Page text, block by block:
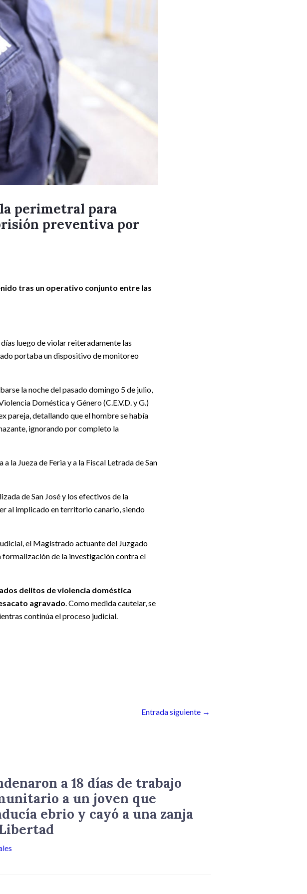
perimetral para
preventiva por
tras un operativo conjunto entre las
luego de violar reiteradamente las
portaba un dispositivo de monitoreo
la noche del pasado domingo 5 de julio,
Doméstica y Género (C.E.V.D. y G.)
pareja, detallando que el hombre se había
ignorando por completo la
la Jueza de Feria y a la Fiscal Letrada de San
de San José y los efectivos de la
al implicado en territorio canario, siendo
el Magistrado actuante del Juzgado
formalización de la investigación contra el
delitos de violencia doméstica
agravado. Como medida cautelar, se
continúa el proceso judicial.
Entrada siguiente →
a 18 días de trabajo
a un joven que
ebrio y cayó a una zanja